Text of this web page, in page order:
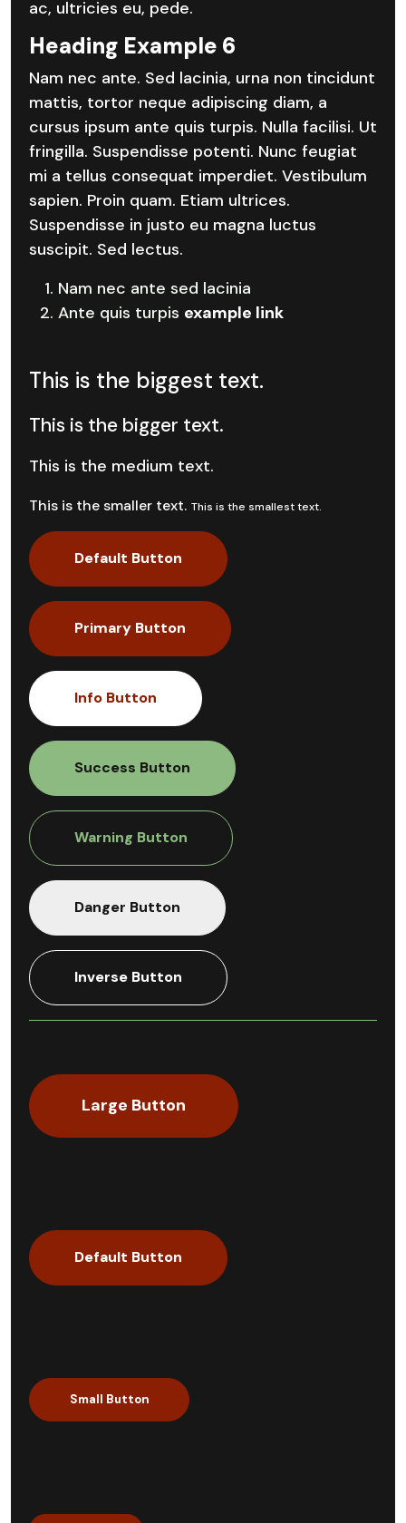
ac, ultricies eu, pede.
Heading Example 6
Nam nec ante. Sed lacinia, urna non tincidunt
mattis, tortor neque adipiscing diam, a
cursus ipsum ante quis turpis. Nulla facilisi. Ut
fringilla. Suspendisse potenti. Nunc feugiat
mi a tellus consequat imperdiet. Vestibulum
sapien. Proin quam. Etiam ultrices.
Suspendisse in justo eu magna luctus
suscipit. Sed lectus.
Nam nec ante sed lacinia
Ante quis turpis example link
This is the biggest text.
This is the bigger text.
This is the medium text.
This is the smaller text. This is the smallest text.
Default Button
Primary Button
Info Button
Success Button
Warning Button
Danger Button
Inverse Button
Large Button
Default Button
Small Button